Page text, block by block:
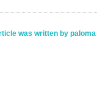
was written by paloma